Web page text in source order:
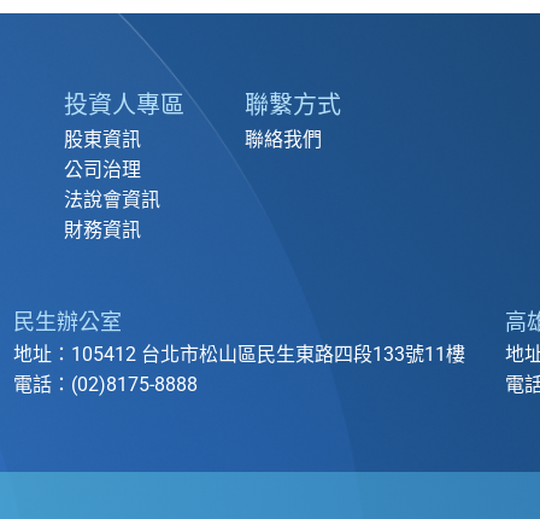
投資人專區
股東資訊
公司治理
法說會資訊
財務資訊
聯繫方式
聯絡我們
民生辦公室
地址：105412 台北市松山區民生東路四段133號11樓
電話：(02)8175-8888
高
地
電